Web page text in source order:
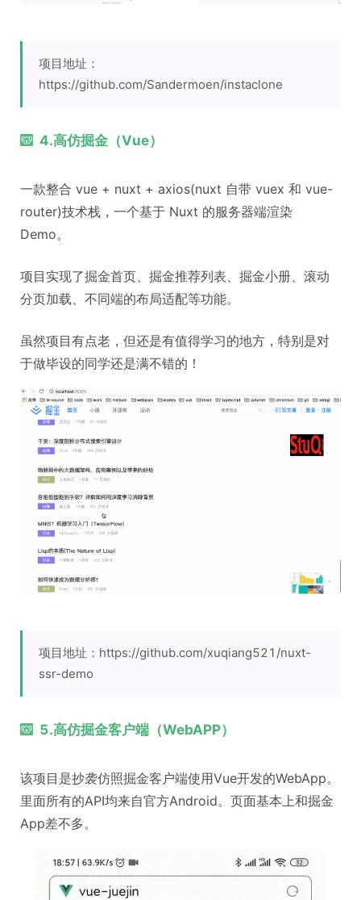
项目地址：
https://github.com/Sandermoen/instaclone
4.高仿掘金（Vue）
一款整合 vue + nuxt + axios(nuxt 自带 vuex 和 vue-
router)技术栈，一个基于 Nuxt 的服务器端渲染
Demo。
项目实现了掘金首页、掘金推荐列表、掘金小册、滚动
分页加载、不同端的布局适配等功能。
虽然项目有点老，但还是有值得学习的地方，特别是对
于做毕设的同学还是满不错的！
项目地址：https://github.com/xuqiang521/nuxt-
ssr-demo
5.高仿掘金客户端（WebAPP）
该项目是抄袭仿照掘金客户端使用Vue开发的WebApp。
里面所有的API均来自官方Android。页面基本上和掘金
App差不多。